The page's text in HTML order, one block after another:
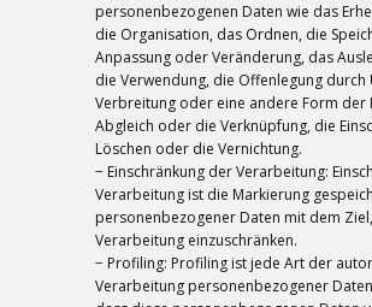
personenbezogenen Daten wie das
die Organisation, das Ordnen, die
Anpassung oder Veränderung, das
die Verwendung, die Offenlegung
Verbreitung oder eine andere Form der
Abgleich oder die Verknüpfung, die
Löschen oder die Vernichtung.
− Einschränkung der Verarbeitung:
Verarbeitung ist die Markierung
personenbezogener Daten mit dem
Verarbeitung einzuschränken.
− Profiling: Profiling ist jede Art der
Verarbeitung personenbezogener